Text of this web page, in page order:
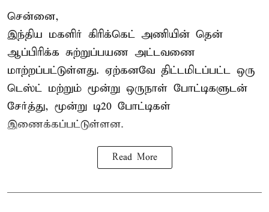
சென்னை,
இந்திய மகளிர் கிரிக்கெட் அணியின் தென்
ஆப்பிரிக்க சுற்றுப்பயண அட்டவணை
மாற்றப்பட்டுள்ளது. ஏற்கனவே திட்டமிடப்பட்ட ஒரு
டெஸ்ட் மற்றும் மூன்று ஒருநாள் போட்டிகளுடன்
சேர்த்து, மூன்று டி20 போட்டிகள்
இணைக்கப்பட்டுள்ளன.
Read More